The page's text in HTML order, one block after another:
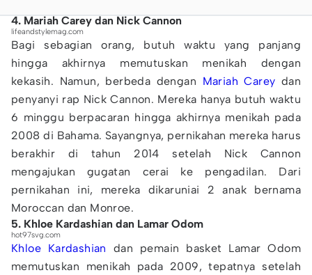
4. Mariah Carey dan Nick Cannon
lifeandstylemag.com
Bagi sebagian orang, butuh waktu yang panjang
hingga akhirnya memutuskan menikah dengan
kekasih. Namun, berbeda dengan Mariah Carey dan
penyanyi rap Nick Cannon. Mereka hanya butuh waktu
6 minggu berpacaran hingga akhirnya menikah pada
2008 di Bahama. Sayangnya, pernikahan mereka harus
berakhir di tahun 2014 setelah Nick Cannon
mengajukan gugatan cerai ke pengadilan. Dari
pernikahan ini, mereka dikaruniai 2 anak bernama
Moroccan dan Monroe.
5. Khloe Kardashian dan Lamar Odom
hot97svg.com
Khloe Kardashian
dan pemain basket Lamar Odom
memutuskan menikah pada 2009, tepatnya setelah